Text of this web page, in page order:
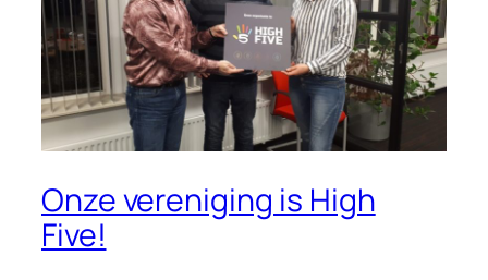
Onze vereniging is High
Five!